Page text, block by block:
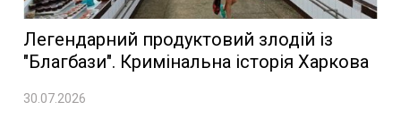
Легендарний продуктовий злодій із
"Благбази". Кримінальна історія Харкова
30.07.2026